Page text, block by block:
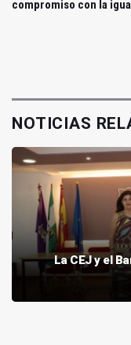
compromiso con la
NOTICIAS
La CEJ y el